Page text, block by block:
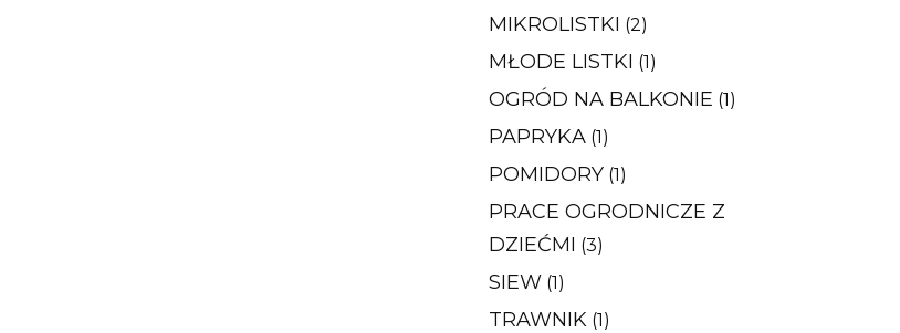
MIKROLISTKI (2)
MŁODE LISTKI (1)
OGRÓD NA BALKONIE (1)
PAPRYKA (1)
POMIDORY (1)
PRACE OGRODNICZE Z
DZIEĆMI (3)
SIEW (1)
TRAWNIK (1)